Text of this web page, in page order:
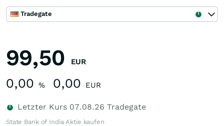
Tradegate
99,50 EUR
0,00 % 0,00 EUR
Letzter Kurs 07.08.26 Tradegate
State Bank of India Aktie kaufen